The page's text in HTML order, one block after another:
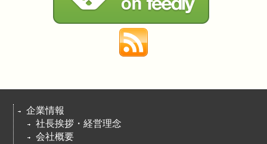
企業情報
社長挨拶・経営理念
会社概要